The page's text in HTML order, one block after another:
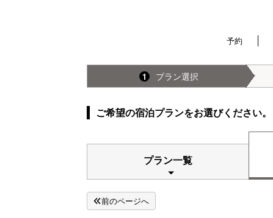
予約
1 プラン選択
ご希望の宿泊プランをお選びください。
プラン一覧
前のページへ